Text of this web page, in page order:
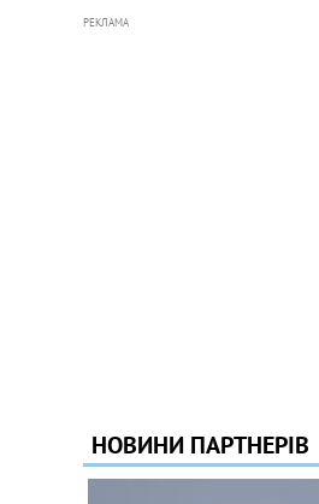
РЕКЛАМА